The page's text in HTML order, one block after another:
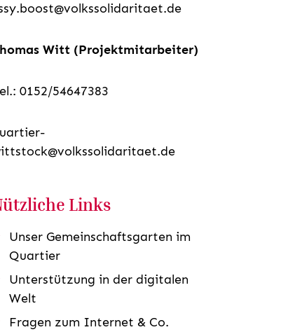
Witt (Projektmitarbeiter)
0152/54647383
Links
Unser Gemeinschaftsgarten im
Quartier
Unterstützung in der digitalen
Welt
Fragen zum Internet & Co.